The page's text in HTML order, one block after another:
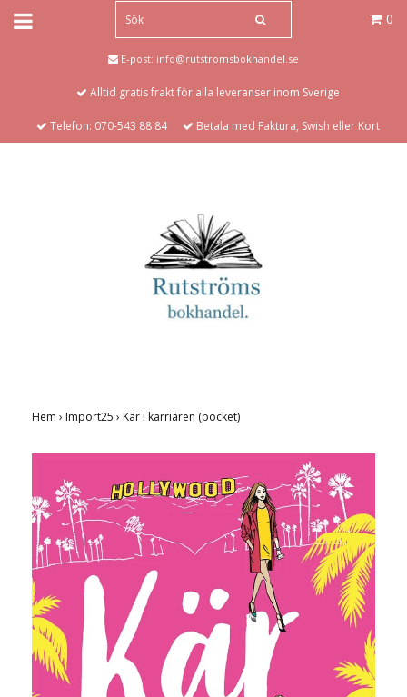
0
E-post: info@rutstromsbokhandel.se
Alltid gratis frakt för alla leveranser inom Sverige
Telefon: 070-543 88 84 Betala med Faktura, Swish eller Kort
Hem › Import25 › Kär i karriären (pocket)